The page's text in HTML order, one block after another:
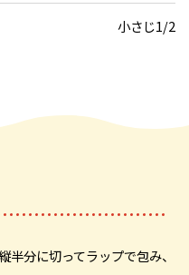
小さじ1/2
半分に切ってラップで包み、